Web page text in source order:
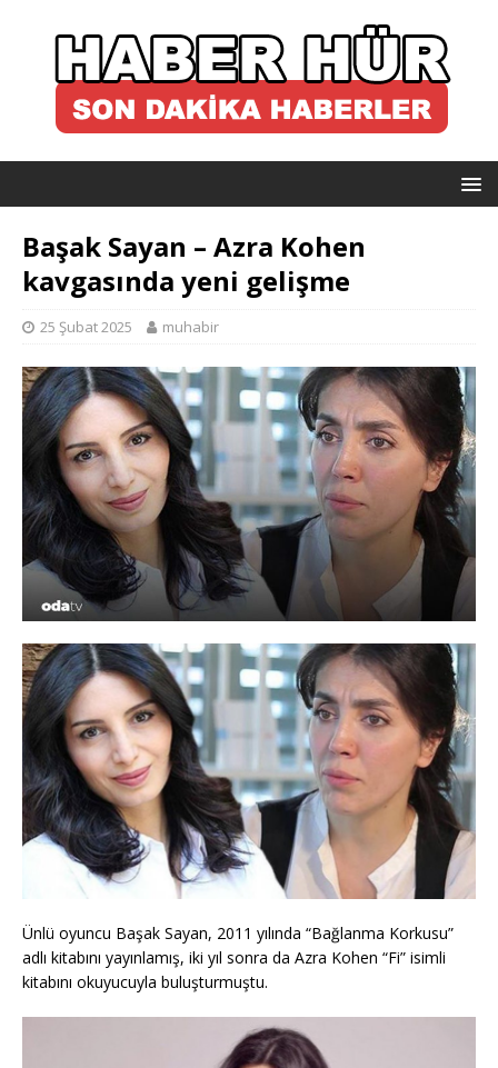
Başak Sayan – Azra Kohen
kavgasında yeni gelişme
25 Şubat 2025 muhabir
Ünlü oyuncu Başak Sayan, 2011 yılında “Bağlanma Korkusu”
adlı kitabını yayınlamış, iki yıl sonra da Azra Kohen “Fi” isimli
kitabını okuyucuyla buluşturmuştu.